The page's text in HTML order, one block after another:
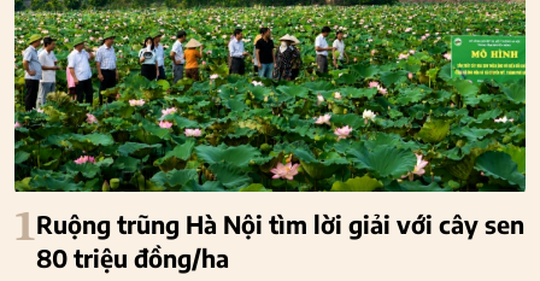
1Ruộng trũng Hà Nội tìm lời giải với cây sen
80 triệu đồng/ha